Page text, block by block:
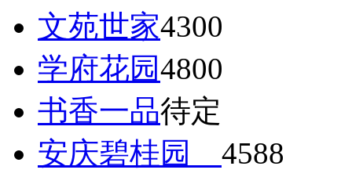
文苑世家4300
学府花园4800
书香一品待定
安庆碧桂园 4588